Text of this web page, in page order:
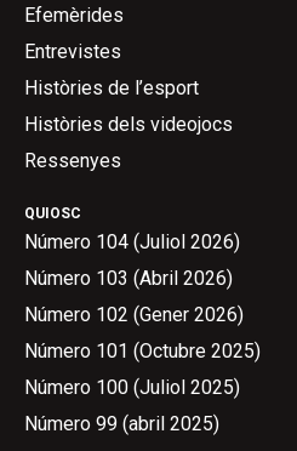
QUIOSC
Número 104 (Juliol 2026)
Número 103 (Abril 2026)
Número 102 (Gener 2026)
Número 101 (Octubre 2025)
Número 100 (Juliol 2025)
Número 99 (abril 2025)
Efemèrides
Entrevistes
Històries de l’esport
Històries dels videojocs
Ressenyes